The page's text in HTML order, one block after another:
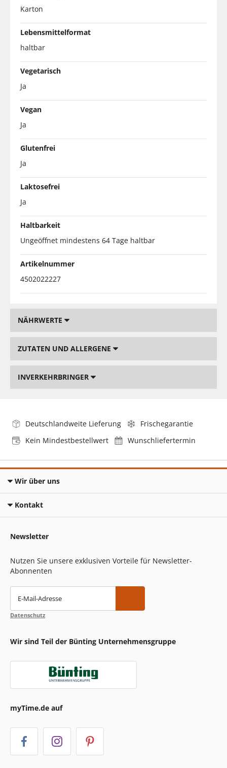
Karton
Lebensmittelformat
haltbar
Vegetarisch
Ja
Vegan
Ja
Glutenfrei
Ja
Laktosefrei
Ja
Haltbarkeit
Ungeöffnet mindestens 64 Tage haltbar
Artikelnummer
4502022227
NÄHRWERTE
ZUTATEN UND ALLERGENE
INVERKEHRBRINGER
Deutschlandweite Lieferung
Frischegarantie
Kein Mindestbestellwert
Wunschliefertermin
Wir über uns
Kontakt
Newsletter
Nutzen Sie unsere exklusiven Vorteile für Newsletter-
Abonnenten
E-Mail-Adresse
Datenschutz
Wir sind Teil der Bünting Unternehmensgruppe
myTime.de auf